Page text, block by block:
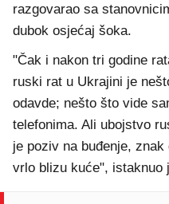
razgovarao sa
dubok osjećaj šoka.
"Čak i nakon tri godine
ruski rat u Ukrajini je
odavde; nešto što vide
telefonima. Ali ubojstvo
je poziv na buđenje,
vrlo blizu kuće", istaknuo